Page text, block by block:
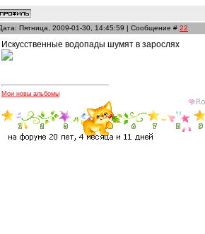
Пятница, 2009-01-30, 14:45:59 | Сообщение # 22
Искусственные водопады шумят в зарослях
Мои новы альбомы